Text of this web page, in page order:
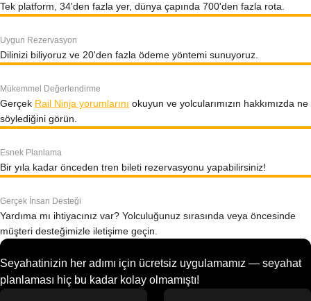
Tek platform, 34'den fazla yer, dünya çapında 700'den fazla rota.
Uygun Rezervasyon
Dilinizi biliyoruz ve 20'den fazla ödeme yöntemi sunuyoruz.
Mükemmel Değerlendirme
Gerçek Rail Ninja yorumlarını okuyun ve yolcularımızın hakkımızda ne
söylediğini görün.
Esnek Planlama
Bir yıla kadar önceden tren bileti rezervasyonu yapabilirsiniz!
Gerçek İnsan Desteği
Yardıma mı ihtiyacınız var? Yolculuğunuz sırasında veya öncesinde
müşteri desteğimizle iletişime geçin.
Seyahatinizin her adımı için ücretsiz uygulamamız — seyahat
planlaması hiç bu kadar kolay olmamıştı!